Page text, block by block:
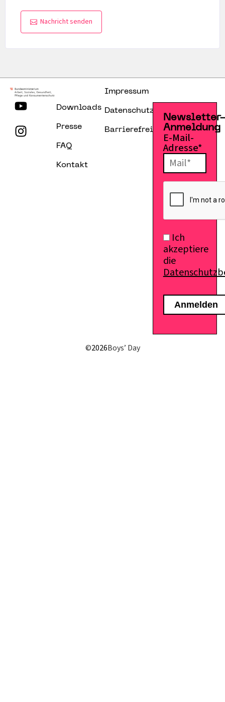
Nachricht senden
Downloads
Presse
FAQ
Kontakt
Impressum
Datenschutzerklärung
Barrierefreiheitserklärung
Anmeldung
E-Mail-
Adresse*
Ich
akzeptiere
die
©2026Boys’ Day